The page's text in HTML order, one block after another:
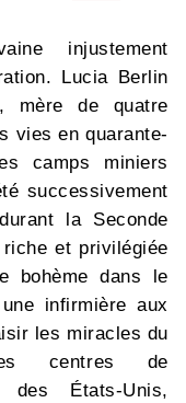
injustement
Lucia Berlin
mère de quatre
vies en quarante-
camps miniers
successivement
la Seconde
et privilégiée
bohème dans le
infirmière aux
les miracles du
centres de
des États-Unis,